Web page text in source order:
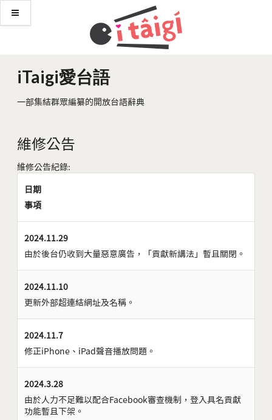
iTaigi愛台語
一部集結群眾編纂的開放台語辭典
維修公告
維修公告紀錄:
日期
事項
2024.11.29
由於後台仍收到大量惡意廣告，「貢獻新講法」暫且關閉。
2024.11.10
更新外部超連結網址及名稱。
2024.11.7
修正iPhone、iPad聲音播放問題。
2024.3.28
由於人力不足難以配合Facebook審查機制，登入具名貢獻
功能暫且下架。